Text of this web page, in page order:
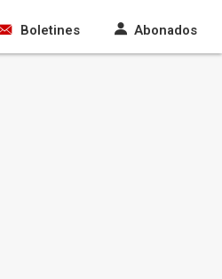
Boletines Abonados